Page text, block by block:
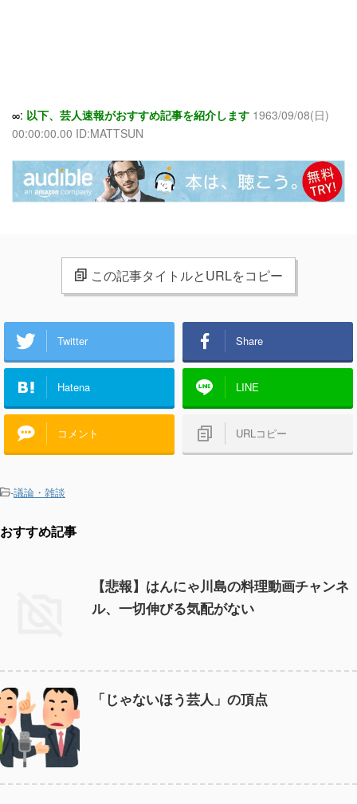
∞: 以下、芸人速報がおすすめ記事を紹介します 1963/09/08(日)
00:00:00.00 ID:MATTSUN
この記事タイトルとURLをコピー
Twitter Share
Hatena LINE
コメント URLコピー
-議論・雑談
おすすめ記事
【悲報】はんにゃ川島の料理動画チャンネ
ル、一切伸びる気配がない
「じゃないほう芸人」の頂点